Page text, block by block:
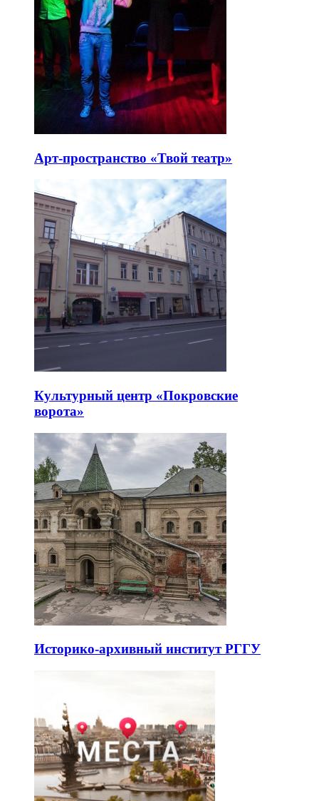
Арт-пространство «Твой театр»
Культурный центр «Покровские
ворота»
Историко-архивный институт РГГУ